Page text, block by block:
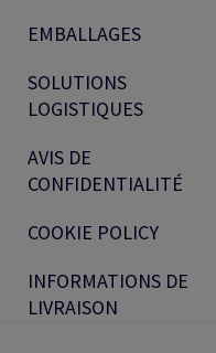
EMBALLAGES
SOLUTIONS
LOGISTIQUES
AVIS DE
CONFIDENTIALITÉ
COOKIE POLICY
INFORMATIONS DE
LIVRAISON